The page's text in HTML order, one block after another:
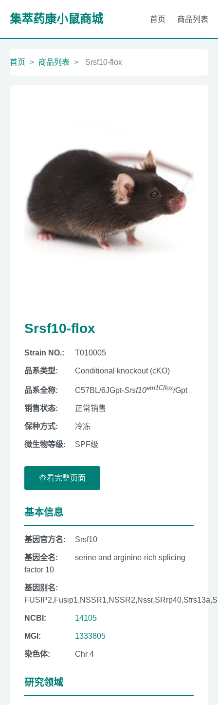
集萃药康小鼠商城 首页 商品列表
首页 > 商品列表 > Srsf10-flox
Srsf10-flox
Strain NO.: T010005
品系类型: Conditional knockout (cKO)
品系全称: C57BL/6JGpt-Srsf10em1Cflox/Gpt
销售状态: 正常销售
保种方式: 冷冻
微生物等级: SPF级
查看完整页面
基本信息
基因官方名: Srsf10
基因全名:
serine and arginine-rich splicing
factor 10
基因别名:
NCBI: 14105
MGI: 1333805
染色体: Chr 4
研究领域